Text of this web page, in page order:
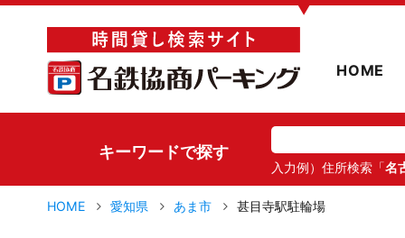
▼
HOME
キーワードで探す
入力例）住所検索「名
HOME 愛知県 あま市 甚目寺駅駐輪場